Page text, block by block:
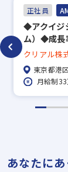
正社員
◆アクイジ
ム）◆成長
ラットフォ
（土日祝休
クリアル株
東京都港区
月給制
あなたに